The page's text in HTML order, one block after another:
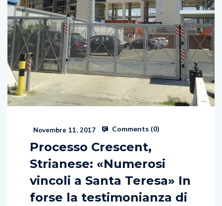
Novembre 11, 2017 Comments (0)
Processo Crescent,
Strianese: «Numerosi
vincoli a Santa Teresa» In
forse la testimonianza di